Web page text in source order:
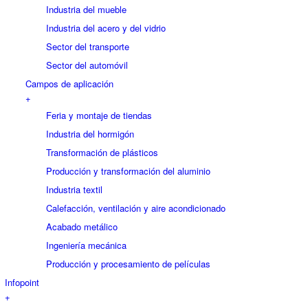
Industria del mueble
Industria del acero y del vidrio
Sector del transporte
Sector del automóvil
Campos de aplicación
+
Feria y montaje de tiendas
Industria del hormigón
Transformación de plásticos
Producción y transformación del aluminio
Industria textil
Calefacción, ventilación y aire acondicionado
Acabado metálico
Ingeniería mecánica
Producción y procesamiento de películas
Infopoint
+